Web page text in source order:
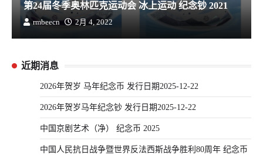
第24届冬季奥林匹克运动会 冰上运动 纪念钞 2021
rmbeecn 2月 4, 2022
近期消息
2026年贺岁 马年纪念币 发行日期2025-12-22
2026年贺岁马年纪念钞 发行日期2025-12-22
中国京剧艺术（净） 纪念币 2025
中国人民抗日战争暨世界反法西斯战争胜利80周年 纪念币